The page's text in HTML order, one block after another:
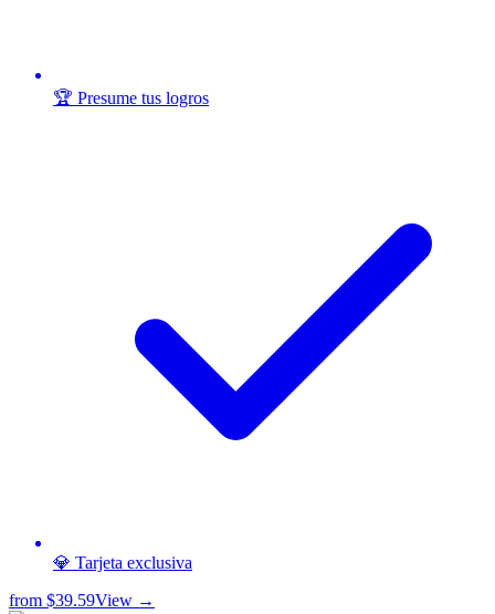
🏆 Presume tus logros
💎 Tarjeta exclusiva
from $39.59View →